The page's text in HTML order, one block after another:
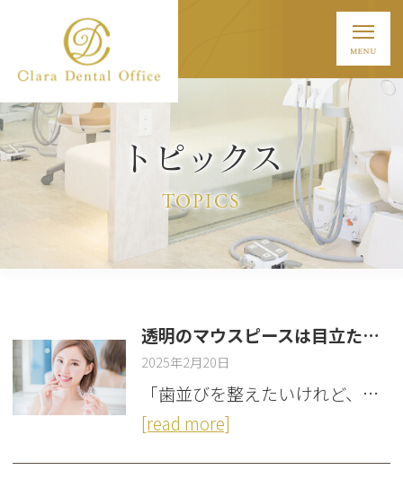
トピックス
TOPICS
透明のマウスピースは目立たない！マウスピース矯正（インビザライン）のメリットについて
2025年2月20日
「歯並びを整えたいけれど、…
[read more]